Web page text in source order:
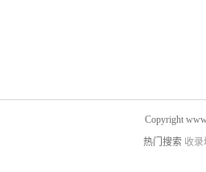
Copyright
热门搜索 收录